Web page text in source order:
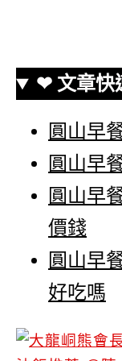
❤ 文章快
圓山早
圓山早
圓山早
價錢
圓山早
好吃嗎